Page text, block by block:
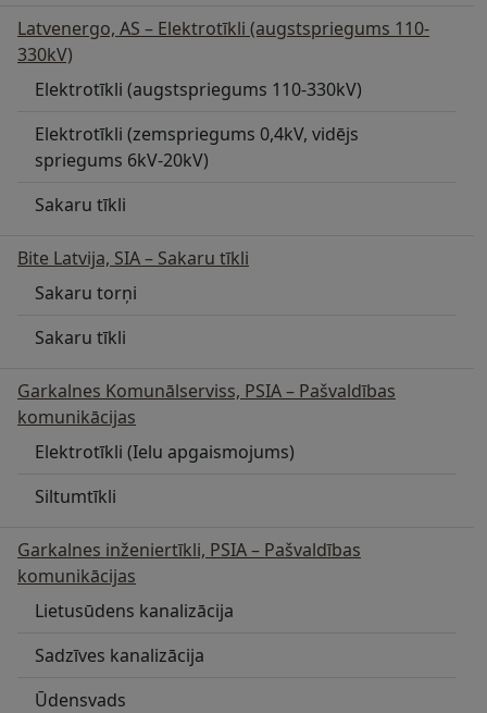
Latvenergo, AS – Elektrotīkli (augstspriegums 110-
330kV)
Elektrotīkli (augstspriegums 110-330kV)
Elektrotīkli (zemspriegums 0,4kV, vidējs
spriegums 6kV-20kV)
Sakaru tīkli
Bite Latvija, SIA – Sakaru tīkli
Sakaru torņi
Sakaru tīkli
Garkalnes Komunālserviss, PSIA – Pašvaldības
komunikācijas
Elektrotīkli (Ielu apgaismojums)
Siltumtīkli
Garkalnes inženiertīkli, PSIA – Pašvaldības
komunikācijas
Lietusūdens kanalizācija
Sadzīves kanalizācija
Ūdensvads